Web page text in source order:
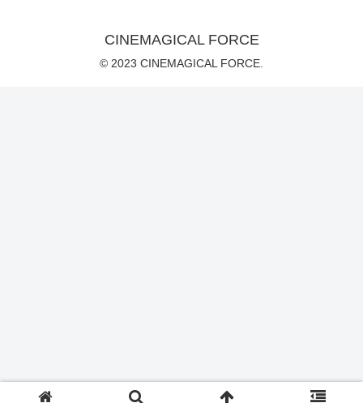
CINEMAGICAL FORCE
© 2023 CINEMAGICAL FORCE.